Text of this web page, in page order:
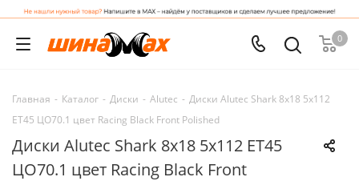
0
Главная - Каталог - Диски - Alutec - Диски Alutec Shark 8x18 5x112
ET45 ЦО70.1 цвет Racing Black Front Polished
Диски Alutec Shark 8x18 5x112 ET45
ЦО70.1 цвет Racing Black Front